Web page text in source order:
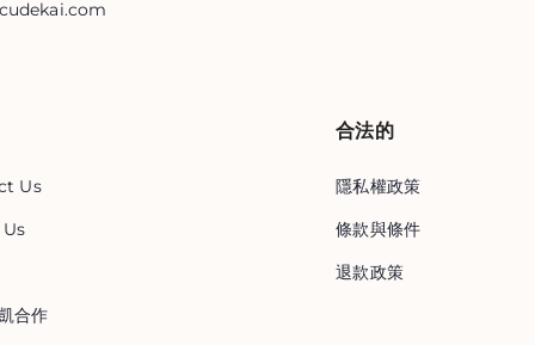
Us
合作
合法的
隱私權政策
條款與條件
退款政策